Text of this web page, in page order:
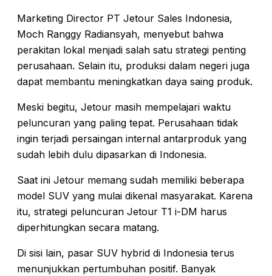
Marketing Director PT Jetour Sales Indonesia,
Moch Ranggy Radiansyah, menyebut bahwa
perakitan lokal menjadi salah satu strategi penting
perusahaan. Selain itu, produksi dalam negeri juga
dapat membantu meningkatkan daya saing produk.
Meski begitu, Jetour masih mempelajari waktu
peluncuran yang paling tepat. Perusahaan tidak
ingin terjadi persaingan internal antarproduk yang
sudah lebih dulu dipasarkan di Indonesia.
Saat ini Jetour memang sudah memiliki beberapa
model SUV yang mulai dikenal masyarakat. Karena
itu, strategi peluncuran Jetour T1 i-DM harus
diperhitungkan secara matang.
Di sisi lain, pasar SUV hybrid di Indonesia terus
menunjukkan pertumbuhan positif. Banyak